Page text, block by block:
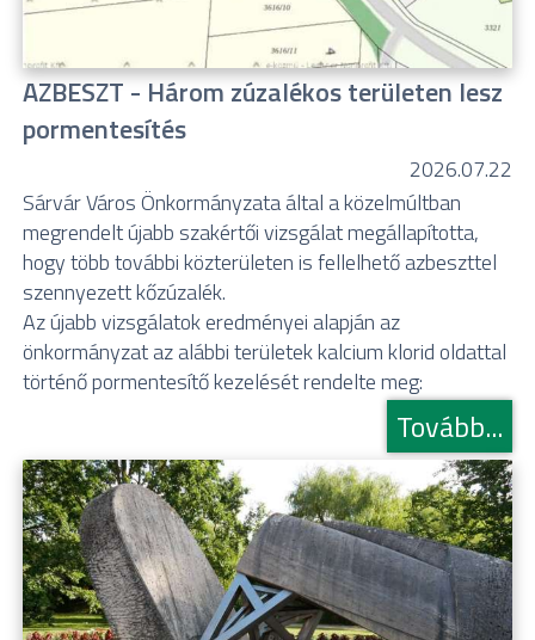
AZBESZT - Három zúzalékos területen lesz
pormentesítés
2026.07.22
Sárvár Város Önkormányzata által a közelmúltban
megrendelt újabb szakértői vizsgálat megállapította,
hogy több további közterületen is fellelhető azbeszttel
szennyezett kőzúzalék.
Az újabb vizsgálatok eredményei alapján az
önkormányzat az alábbi területek kalcium klorid oldattal
történő pormentesítő kezelését rendelte meg:
Tovább...